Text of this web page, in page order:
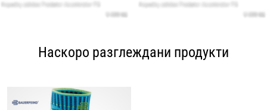
Наскоро разглеждани продукти